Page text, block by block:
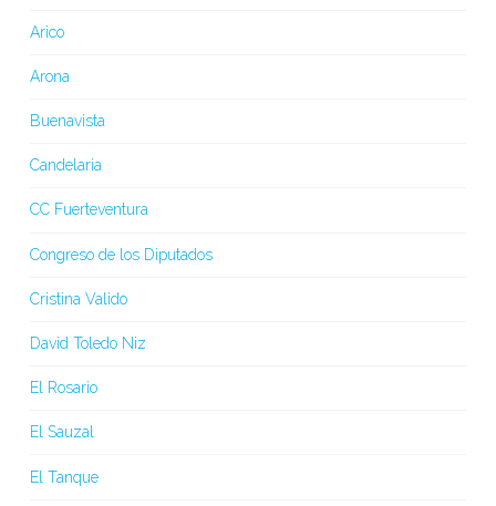
Arico
Arona
Buenavista
Candelaria
CC Fuerteventura
Congreso de los Diputados
Cristina Valido
David Toledo Niz
El Rosario
El Sauzal
El Tanque